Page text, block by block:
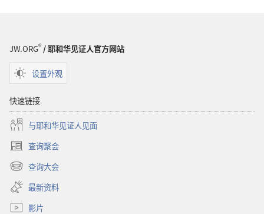
JW.ORG®/ 耶和华见证人官方网站
设置外观
快速链接
与耶和华见证人见面
查询聚会
（打
开
新
窗
口）
查询大会
（打
开
新
窗
最新资料
影片